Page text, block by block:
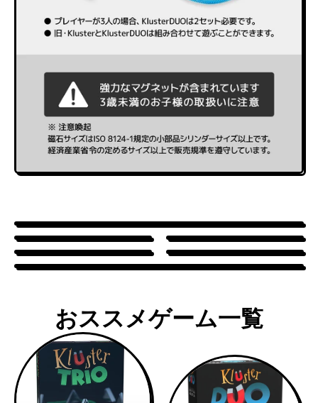
おススメゲーム一覧